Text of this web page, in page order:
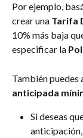
Por ejemplo,
crear una Tarifa
10% más baja
especificar la
También puedes
anticipada
Si deseas